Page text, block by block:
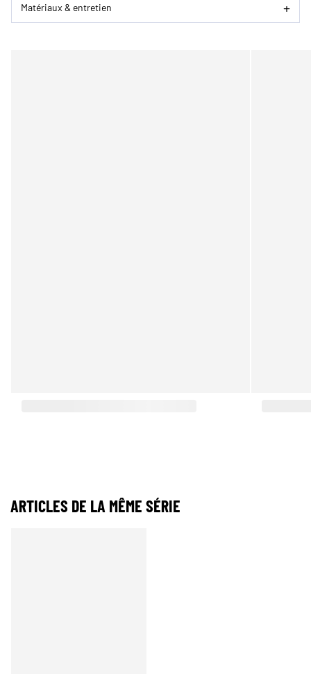
Matériaux & entretien
ARTICLES DE LA MÊME SÉRIE